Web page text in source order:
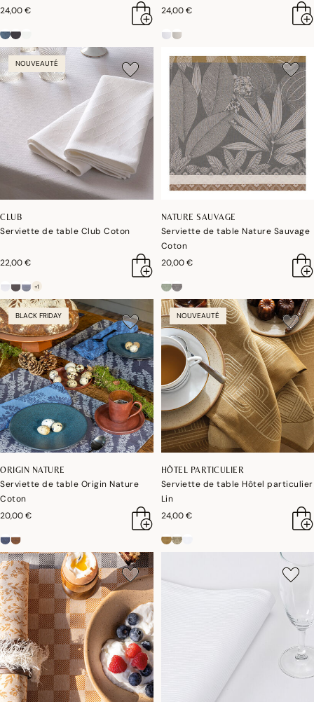
24,00 €
24,00 €
NOUVEAUTÉ
CLUB
Serviette de table Club Coton
22,00 €
+1
NATURE SAUVAGE
Serviette de table Nature Sauvage
Coton
20,00 €
BLACK FRIDAY
ORIGIN NATURE
Serviette de table Origin Nature
Coton
20,00 €
NOUVEAUTÉ
HÔTEL PARTICULIER
Serviette de table Hôtel particulier
Lin
24,00 €